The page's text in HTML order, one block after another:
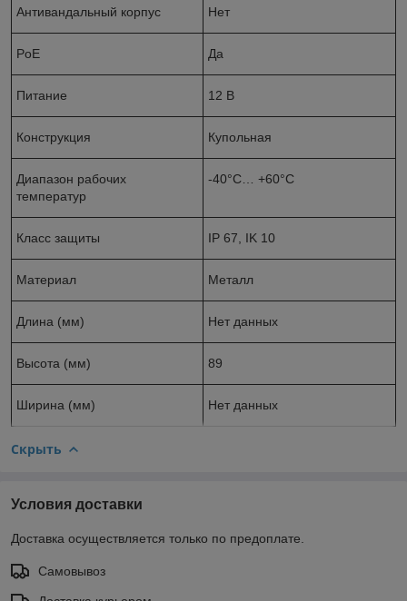
Антивандальный корпус Нет
PoE Да
Питание 12 B
Конструкция Купольная
Диапазон рабочих
температур
-40°С… +60°С
Класс защиты IP 67, IK 10
Материал Металл
Длина (мм) Нет данных
Высота (мм) 89
Ширина (мм) Нет данных
Скрыть
Условия доставки
Доставка осуществляется только по предоплате.
Самовывоз